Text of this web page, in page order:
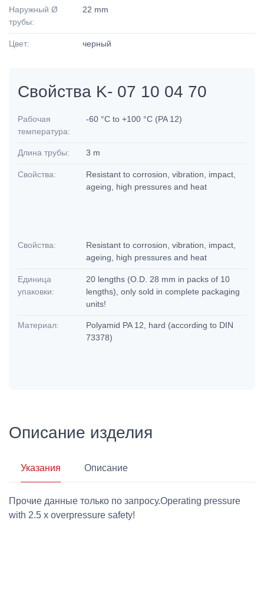
Наружный Ø
трубы:
22 mm
Цвет: черный
Свойства K- 07 10 04 70
Рабочая
температура:
-60 °C to +100 °C (PA 12)
Длина трубы: 3 m
Свойства:
Resistant to corrosion, vibration, impact,
ageing, high pressures and heat
Свойства:
Resistant to corrosion, vibration, impact,
ageing, high pressures and heat
Единица
упаковки:
20 lengths (O.D. 28 mm in packs of 10
lengths), only sold in complete packaging
units!
Материал:
Polyamid PA 12, hard (according to DIN
73378)
Описание изделия
Указания Описание
Прочие данные только по запросу.Operating pressure
with 2.5 x overpressure safety!